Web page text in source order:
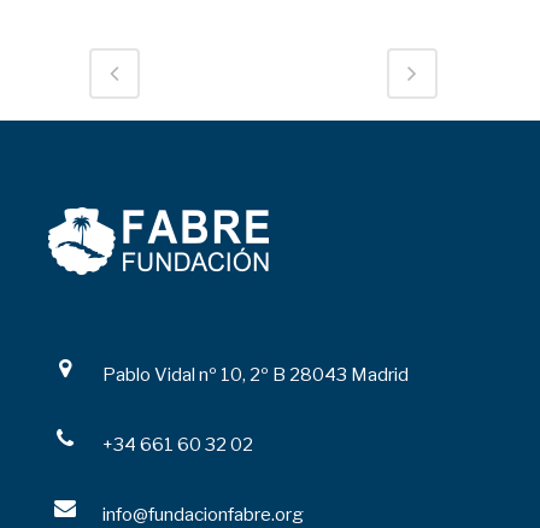
Pablo Vidal nº 10, 2º B 28043 Madrid
+34 661 60 32 02
info@fundacionfabre.org